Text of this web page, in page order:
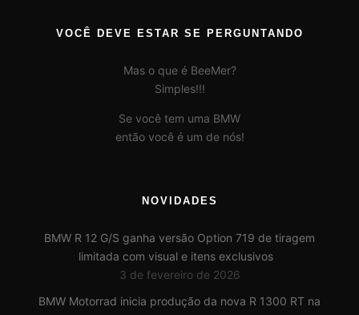
VOCÊ DEVE ESTAR SE PERGUNTANDO
Mas o que é BeeMer?
Simples!!!
Se você tem uma BMW
então você é um de nós!
NOVIDADES
BMW R 12 G/S ganha versão Option 719 de tiragem
limitada com visual e itens exclusivos
3 de fevereiro de 2026
BMW Motorrad inicia produção da nova R 1300 RT na